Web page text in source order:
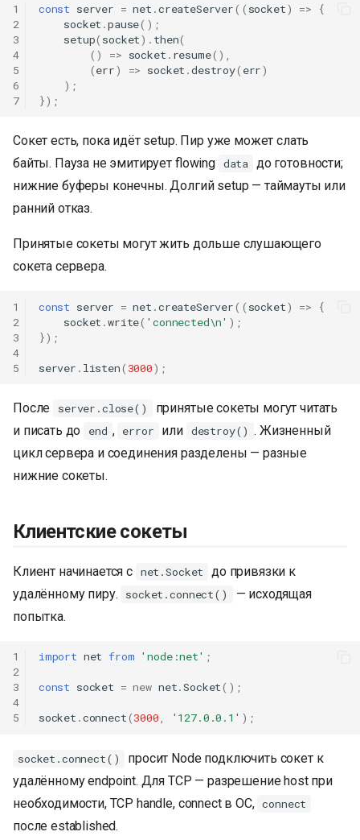
1
2
3
4
5
6
7
const server = net .createServer(( socket) =>
{
socket .pause();
setup( socket). then(
()
=> socket . resume(),
(err) => socket .destroy( err)
);
});
Сокет есть, пока идёт setup. Пир уже может слать
байты. Пауза не эмитирует flowing data до готовности;
нижние буферы конечны. Долгий setup — таймауты или
ранний отказ.
Принятые сокеты могут жить дольше слушающего
сокета сервера.
1
2
3
4
5
const server = net .createServer(( socket) =>
{
socket .write( 'connected\n' );
});
server . listen( 3000);
После server.close()
принятые сокеты могут читать
и писать до
end , error или destroy() . Жизненный
цикл сервера и соединения разделены — разные
нижние сокеты.
Клиентские сокеты
Клиент начинается с net.Socket
до привязки к
удалённому пиру.
socket.connect()
— исходящая
попытка.
1
2
3
4
5
import net from 'node:net' ;
const socket = new net.Socket();
socket .connect(3000, '127.0.0.1' );
socket.connect()
просит Node подключить сокет к
удалённому endpoint. Для TCP — разрешение host при
необходимости, TCP handle, connect в ОС, connect
после established.
К началу